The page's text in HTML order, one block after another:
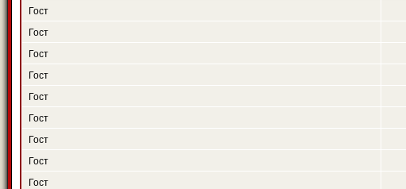
Гост
Гост
Гост
Гост
Гост
Гост
Гост
Гост
Гост